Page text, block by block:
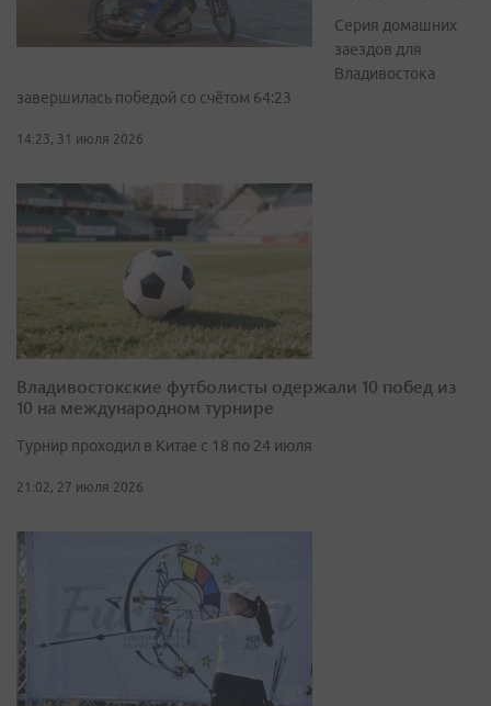
Серия домашних
заездов для
Владивостока
завершилась победой со счётом 64:23
14:23, 31 июля 2026
Владивостокские футболисты одержали 10 побед из
10 на международном турнире
Турнир проходил в Китае с 18 по 24 июля
21:02, 27 июля 2026